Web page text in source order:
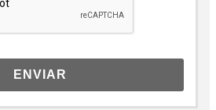
ENVIAR